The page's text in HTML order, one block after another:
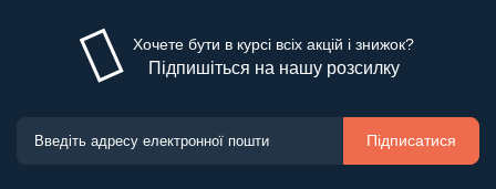
Хочете бути в курсі всіх акцій і знижок?
Підпишіться на нашу розсилку
Підписатися